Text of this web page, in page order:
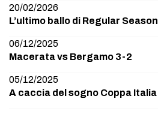
20/02/2026
L’ultimo ballo di Regular Season
06/12/2025
Macerata vs Bergamo 3-2
05/12/2025
A caccia del sogno Coppa Italia